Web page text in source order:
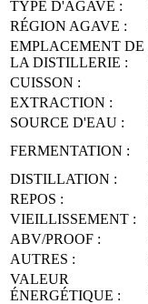
TYPE D'AGAVE :
RÉGION AGAVE :
EMPLACEMENT DE
LA DISTILLERIE :
CUISSON :
EXTRACTION :
SOURCE D'EAU :
FERMENTATION :
DISTILLATION :
REPOS :
VIEILLISSEMENT :
ABV/PROOF :
AUTRES :
VALEUR
ÉNERGÉTIQUE :